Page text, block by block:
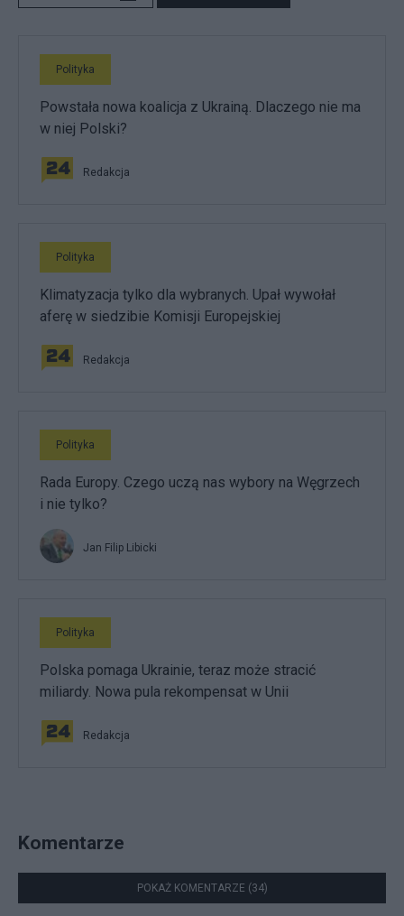
Polityka
Powstała nowa koalicja z Ukrainą. Dlaczego nie ma
w niej Polski?
Redakcja
Polityka
Klimatyzacja tylko dla wybranych. Upał wywołał
aferę w siedzibie Komisji Europejskiej
Redakcja
Polityka
Rada Europy. Czego uczą nas wybory na Węgrzech
i nie tylko?
Jan Filip Libicki
Polityka
Polska pomaga Ukrainie, teraz może stracić
miliardy. Nowa pula rekompensat w Unii
Redakcja
Komentarze
POKAŻ KOMENTARZE (34)